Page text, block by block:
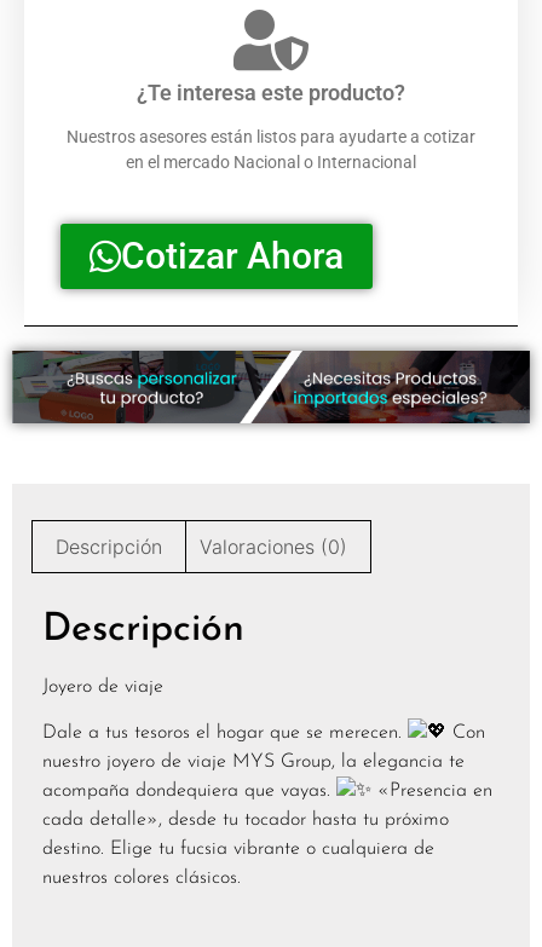
¿Te interesa este producto?
Nuestros asesores están listos para ayudarte a cotizar
en el mercado Nacional o Internacional
Cotizar Ahora
Descripción Valoraciones (0)
Descripción
Joyero de viaje
Dale a tus tesoros el hogar que se merecen.
Con
nuestro joyero de viaje MYS Group, la elegancia te
acompaña dondequiera que vayas.
«Presencia en
cada detalle», desde tu tocador hasta tu próximo
destino. Elige tu fucsia vibrante o cualquiera de
nuestros colores clásicos.